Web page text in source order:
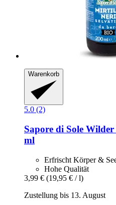
Warenkorb
5.0 (2)
Sapore di Sole Wilder
ml
Erfrischt Körper &
Hohe Qualität
3,99 € (19,95 € / l)
Zustellung bis 13. August